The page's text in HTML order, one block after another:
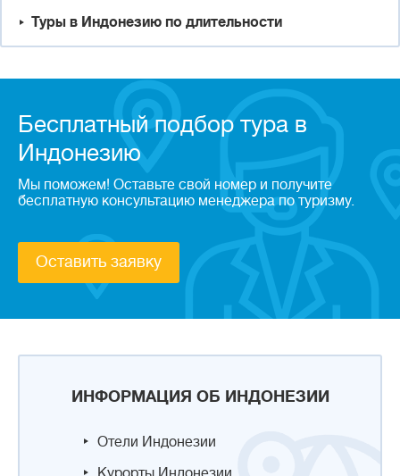
ИНФОРМАЦИЯ ОБ ИНДОНЕЗИИ
Отели Индонезии
Туры в Индонезию по длительности
Бесплатный подбор тура в
Индонезию
Мы поможем! Оставьте свой номер и получите
бесплатную консультацию менеджера по туризму.
Оставить заявку